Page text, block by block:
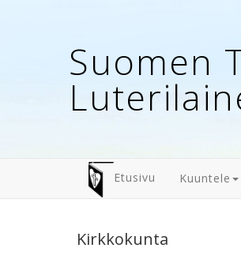
Suomen
Etusivu Kuuntele
Kirkkokunta